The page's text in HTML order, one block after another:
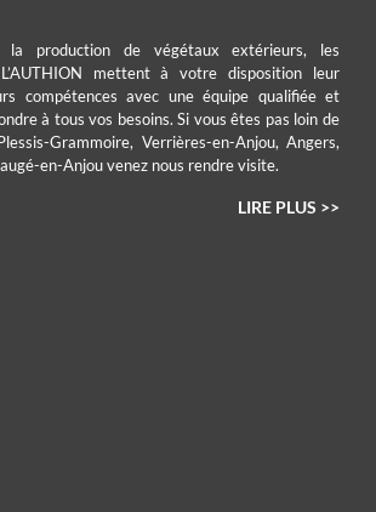
la production de végétaux extérieurs, les
L’AUTHION mettent à votre disposition leur
compétences avec une équipe qualifiée et
à tous vos besoins. Si vous êtes pas loin de
Grammoire, Verrières-en-Anjou, Angers,
en-Anjou venez nous rendre visite.
LIRE PLUS >>